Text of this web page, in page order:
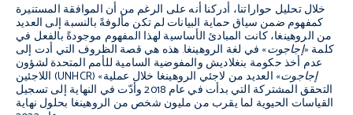
خلال تحليل حواراتنا، أدركنا أنه على الرغم من أن الموافقة المستنيرة
كمفهوم ضمن سياق حماية البيانات لم تكن مألوفةً بالنسبة إلى العديد
من الروهينغا، كانت المبادئ الأساسية لهذا المفهوم موجودةً بالفعل في
كلمة «إجاجوت» في لغة الروهينغا. هذه هي قصة الظروف التي أدت إلى
عدم أخذ حكومة بنغلاديش والمفوضية السامية للأمم المتحدة لشؤون
اللاجئين (UNHCR) « إجاجوت» العديد من لاجئي الروهينغا خلال عملية
التحقق المشتركة التي بدأت في عام 2018 وأدّت في النهاية إلى تسجيل
القياسات الحيوية لما يقرب من مليون شخص من الروهينغا بحلول نهاية